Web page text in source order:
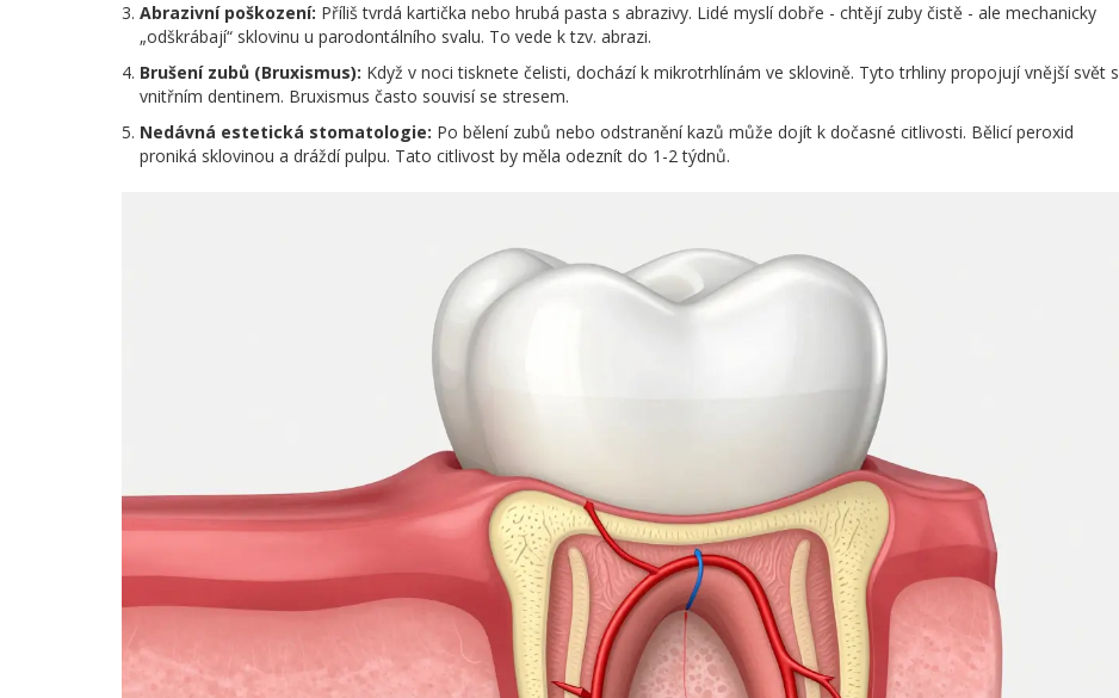
Abrazivní poškození: Příliš tvrdá kartička nebo hrubá pasta s abrazivy. Lidé myslí dobře - chtějí zuby čistě - ale mechanicky
„odškrábají“ sklovinu u parodontálního svalu. To vede k tzv. abrazi.
Brušení zubů (Bruxismus): Když v noci tisknete čelisti, dochází k mikrotrhlínám ve sklovině. Tyto trhliny propojují vnější svět s
vnitřním dentinem. Bruxismus často souvisí se stresem.
Nedávná estetická stomatologie: Po bělení zubů nebo odstranění kazů může dojít k dočasné citlivosti. Bělicí peroxid
proniká sklovinou a dráždí pulpu. Tato citlivost by měla odeznít do 1-2 týdnů.